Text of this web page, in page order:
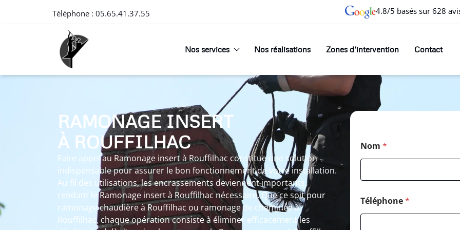
Téléphone : 05.65.41.37.55 4.8/5 basés sur 628
Nos services Nos réalisations Zones d’intervention Contact
RAMONAGE INSERT
À ROUFFILHAC
Faire appel au Ramonage insert à Rouffilhac constitue une solution
indispensable pour assurer le bon fonctionnement de votre installation.
Au fil des utilisations, les encrassements deviennent importants,
rendant le Ramonage insert à Rouffilhac nécessaire. Que ce soit pour
ramonage chaudière à Rouffilhac ou ramonage de cheminée à
Rouffilhac, chaque opération consiste à éliminer efficacement les
Nom *
Téléphone*